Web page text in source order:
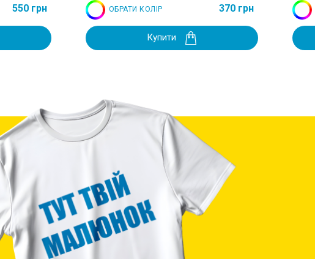
550 грн ОБРАТИ КОЛІР 370 грн
Купити